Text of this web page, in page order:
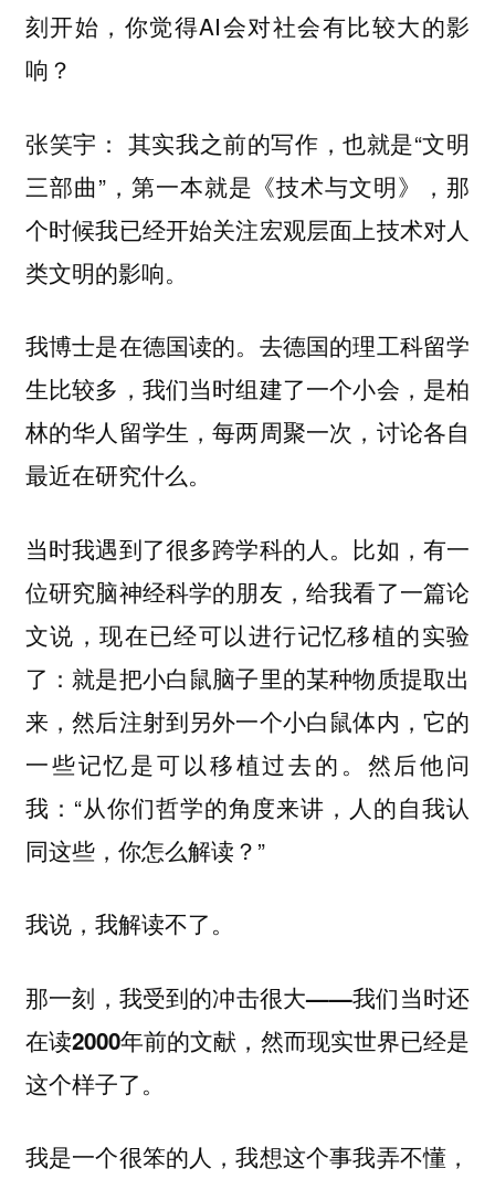
刻开始，你觉得AI会对社会有比较大的影
响？
张笑宇： 其实我之前的写作，也就是“文明
三部曲”，第一本就是《技术与文明》，那
个时候我已经开始关注宏观层面上技术对人
类文明的影响。
我博士是在德国读的。去德国的理工科留学
生比较多，我们当时组建了一个小会，是柏
林的华人留学生，每两周聚一次，讨论各自
最近在研究什么。
当时我遇到了很多跨学科的人。比如，有一
位研究脑神经科学的朋友，给我看了一篇论
文说，现在已经可以进行记忆移植的实验
了：就是把小白鼠脑子里的某种物质提取出
来，然后注射到另外一个小白鼠体内，它的
一些记忆是可以移植过去的。然后他问
我：“从你们哲学的角度来讲，人的自我认
同这些，你怎么解读？”
我说，我解读不了。
那一刻，我受到的冲击很大——我们当时还
在读2000年前的文献，然而现实世界已经是
这个样子了。
我是一个很笨的人，我想这个事我弄不懂，